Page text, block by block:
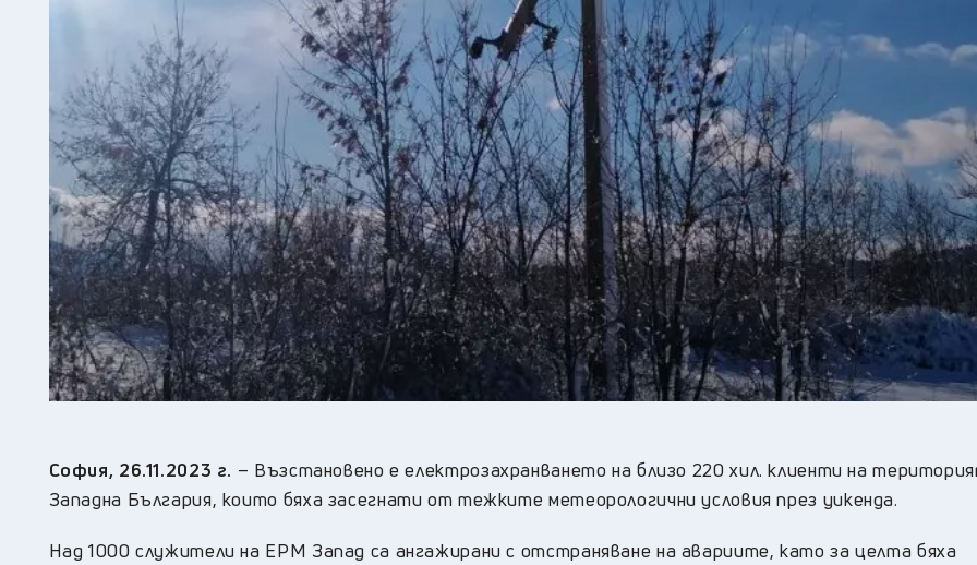
Плевен 34°C
Пловдив , 32°C
Разград , 30°C
Русе, 33°C
Силистра, 31°C
Сливен, 29°C
Смолян, 25°C
София, 29°C
Стара Загора, 32°C
Търговище, 29°C
Хасково, 32°C
Шумен , 29°C
Ямбол , 29 °C
София, 26.11.2023 г. – Възстановено е електрозахранването на близо 220 хил. клиенти на
Западна България, които бяха засегнати от тежките метеорологични условия през уикенда.
Над 1000 служители на ЕРМ Запад са ангажирани с отстраняване на авариите, като за целта бяха